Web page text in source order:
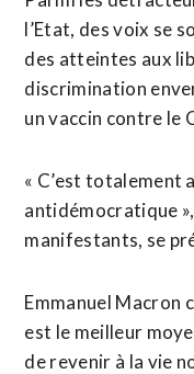
l’Etat, des voix se
des atteintes aux
discrimination
un vaccin contre le
« C’est
antidémocratique
manifestants, se
Emmanuel Macron
est le meilleur
de revenir à la vie